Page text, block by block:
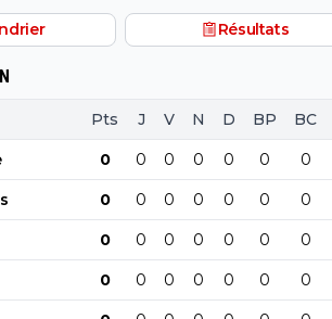
Résultats
Pts J V N D BP BC
0 0 0 0 0 0 0
0 0 0 0 0 0 0
0 0 0 0 0 0 0
0 0 0 0 0 0 0